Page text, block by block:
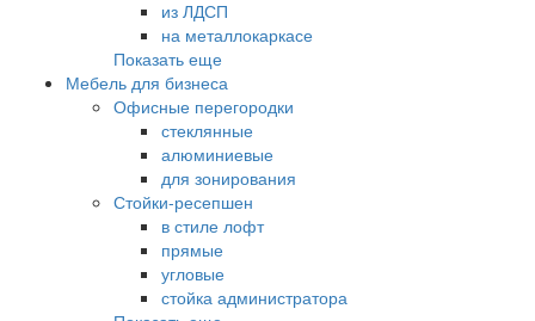
из ЛДСП
на металлокаркасе
Показать еще
Мебель для бизнеса
Офисные перегородки
стеклянные
алюминиевые
для зонирования
Стойки-ресепшен
в стиле лофт
прямые
угловые
стойка администратора